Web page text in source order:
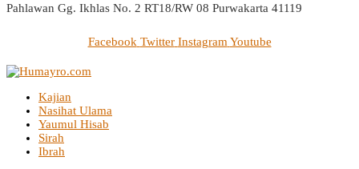
Pahlawan Gg. Ikhlas No. 2 RT18/RW 08 Purwakarta 41119
Facebook Twitter Instagram Youtube
Kajian
Nasihat Ulama
Yaumul Hisab
Sirah
Ibrah